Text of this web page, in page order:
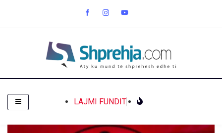
LAJMI FUNDIT